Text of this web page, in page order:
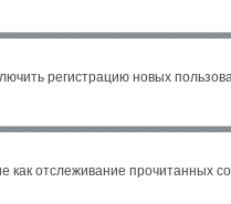
регистрацию новых
отслеживание прочитанных